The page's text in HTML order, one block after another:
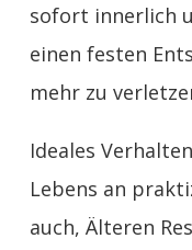
sofort innerlich
einen festen
mehr zu
Ideales
Lebens an
auch, Älteren